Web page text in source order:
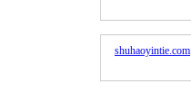
shuhaoyintie.com